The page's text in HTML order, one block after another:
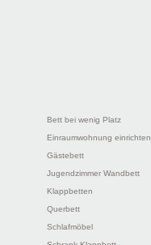
Bett bei wenig Platz
Einraumwohnung einrichten
Gästebett
Jugendzimmer Wandbett
Klappbetten
Querbett
Schlafmöbel